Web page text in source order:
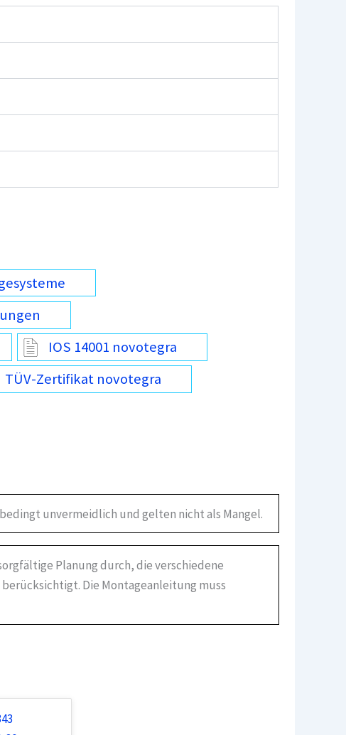
IOS 14001 novotegra
TÜV-Zertifikat novotegra
unvermeidlich und gelten nicht als Mangel.
Planung durch, die verschiedene
Die Montageanleitung muss